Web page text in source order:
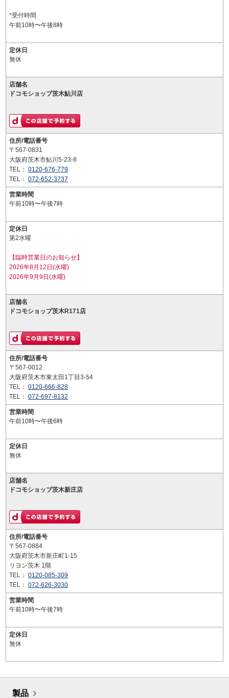
*受付時間
午前10時〜午後8時
定休日
無休
店舗名
ドコモショップ茨木鮎川店
住所/電話番号
〒567-0831
大阪府茨木市鮎川5-23-8
TEL： 0120-676-779
TEL： 072-652-3737
営業時間
午前10時〜午後7時
定休日
第2水曜
【臨時営業日のお知らせ】
2026年8月12日(水曜)
2026年9月9日(水曜)
店舗名
ドコモショップ茨木R171店
住所/電話番号
〒567-0012
大阪府茨木市東太田1丁目3-54
TEL： 0120-666-828
TEL： 072-697-8132
営業時間
午前10時〜午後6時
定休日
無休
店舗名
ドコモショップ茨木新庄店
住所/電話番号
〒567-0884
大阪府茨木市新庄町1-15
リヨン茨木 1階
TEL： 0120-085-309
TEL： 072-626-3030
営業時間
午前10時〜午後7時
定休日
無休
製品